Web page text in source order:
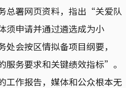
总署网页资料，指出“关爱队
须申请并通过遴选成为小
会按区情拟备项目纲要，
服务要求和关键绩效指标”。
工作报告，媒体和公众根本无